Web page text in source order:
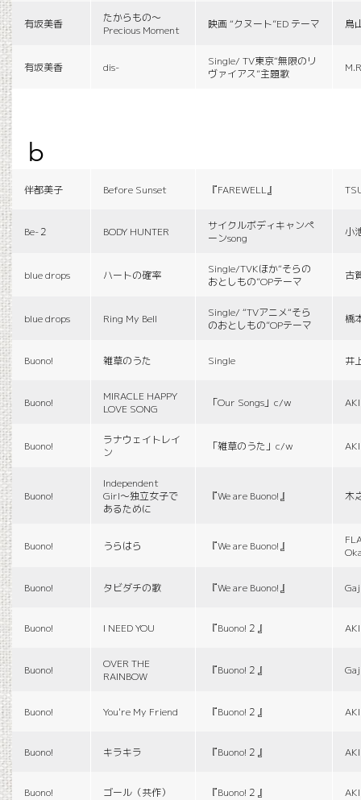
有坂美香
たからもの〜
Precious Moment
映画 “クヌート”ED テーマ 鳥
有坂美香 dis-
Single/ TV東京“無限のリ
ヴァイアス”主題歌
b
伴都美子 Before Sunset 『FAREWELL』
Be-２ BODY HUNTER
サイクルボディキャンペ
ーンsong
小
blue drops ハートの確率
Single/TVKほか“そらの
おとしもの”OPテーマ
古
blue drops Ring My Bell
Single/ “TVアニメ“そら
のおとしもの”OPテーマ
橋
Buono! 雑草のうた Single 井
Buono!
MIRACLE HAPPY
LOVE SONG
「Our Songs」c/w
Buono!
ラナウェイトレイ
ン
「雑草のうた」c/w
Buono!
Independent
Girl〜独立女子で
あるために
『We are Buono!』 木
Buono! うらはら 『We are Buono!』
Buono! タビダチの歌 『We are Buono!』
Buono! I NEED YOU 『Buono!２』
Buono!
OVER THE
RAINBOW
『Buono!２』
Buono! You're My Friend 『Buono!２』
Buono! キラキラ 『Buono!２』
Buono! ゴール（共作） 『Buono!２』